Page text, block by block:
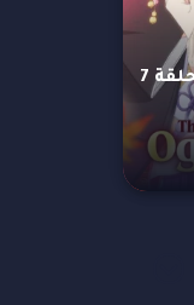
انمي Oni no Hanayome الحلقة 7